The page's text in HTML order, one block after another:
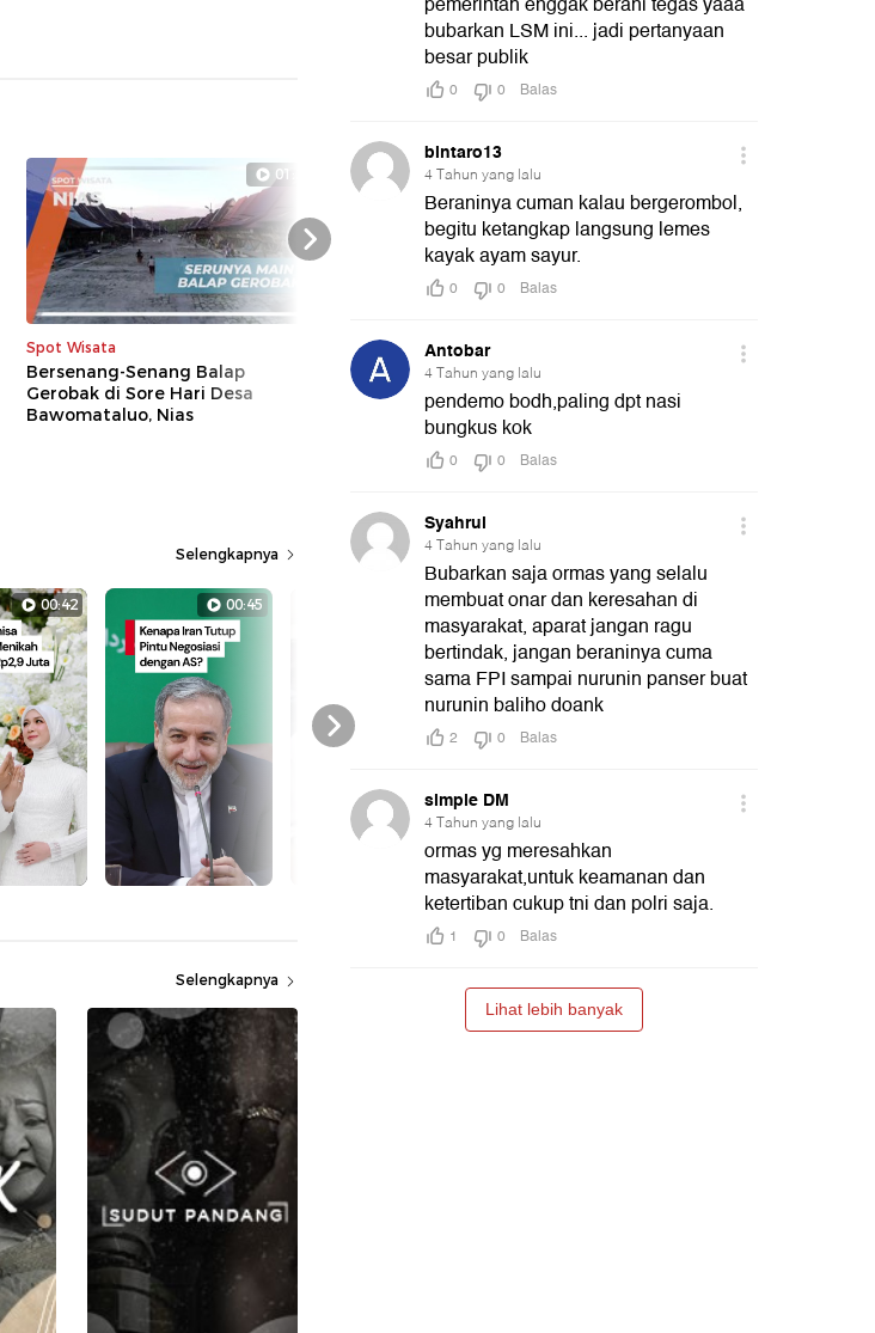
01:27
Spot Wisata
Bersenang-Senang Balap
Gerobak di Sore Hari Desa
Bawomataluo, Nias
detikUpdate
Video: Sherly Tjoanda Raih
Anugerah Program Inovasi
Pembangunan Terpuji
detikUpdate
Meninggal hingga
Komentar Nirempati
Next
Selengkapnya
00:42 00:45 00:58 00:40
Next
Selengkapnya